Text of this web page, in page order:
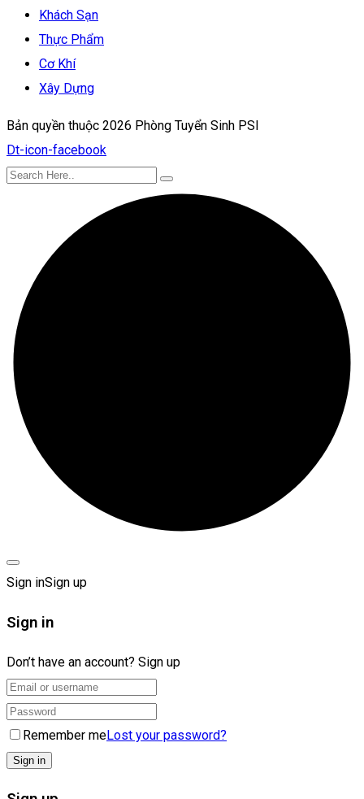
Khách Sạn
Thực Phẩm
Cơ Khí
Xây Dựng
Bản quyền thuộc 2026 Phòng Tuyển Sinh PSI
Dt-icon-facebook
Sign inSign up
Sign in
Don’t have an account? Sign up
Remember meLost your password?